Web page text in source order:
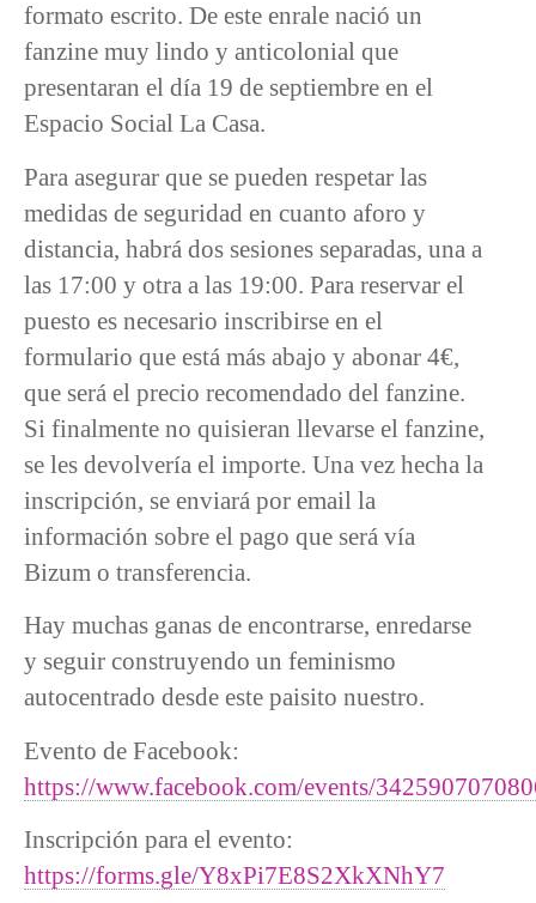
formato escrito. De este enrale nació un
fanzine muy lindo y anticolonial que
presentaran el día 19 de septiembre en el
Espacio Social La Casa.
Para asegurar que se pueden respetar las
medidas de seguridad en cuanto aforo y
distancia, habrá dos sesiones separadas, una a
las 17:00 y otra a las 19:00. Para reservar el
puesto es necesario inscribirse en el
formulario que está más abajo y abonar 4€,
que será el precio recomendado del fanzine.
Si finalmente no quisieran llevarse el fanzine,
se les devolvería el importe. Una vez hecha la
inscripción, se enviará por email la
información sobre el pago que será vía
Bizum o transferencia.
Hay muchas ganas de encontrarse, enredarse
y seguir construyendo un feminismo
autocentrado desde este paisito nuestro.
Evento de Facebook:
https://www.facebook.com/events/
Inscripción para el evento:
https://forms.gle/Y8xPi7E8S2XkXNhY7